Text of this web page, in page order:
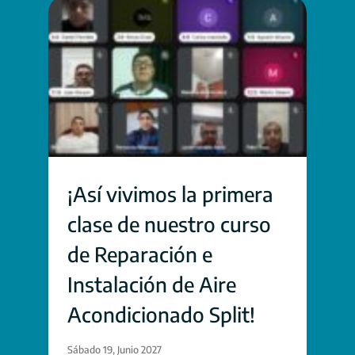
¡Así vivimos la primera
clase de nuestro curso
de Reparación e
Instalación de Aire
Acondicionado Split!
Sábado 19, Junio 2027